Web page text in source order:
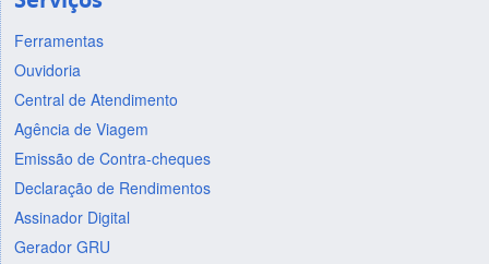
Ferramentas
Ouvidoria
Central de Atendimento
Agência de Viagem
Emissão de Contra-cheques
Declaração de Rendimentos
Assinador Digital
Gerador GRU